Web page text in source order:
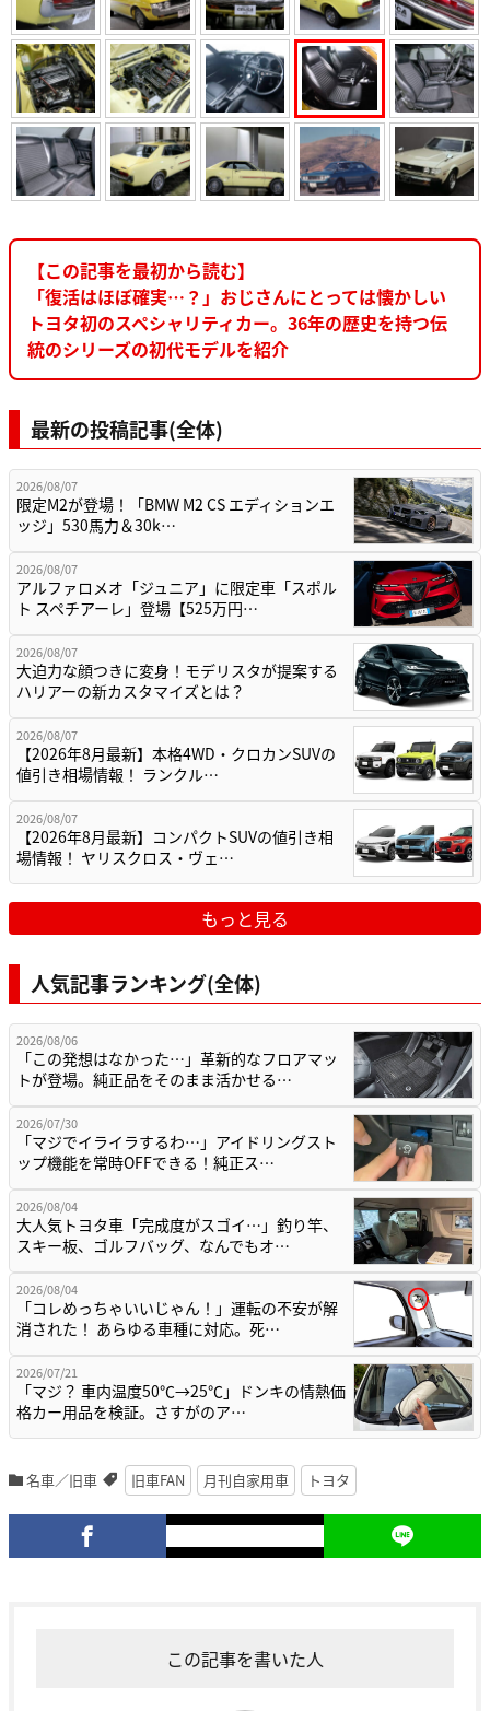
【この記事を最初から読む】
「復活はほぼ確実…？」おじさんにとっては懐かしい
トヨタ初のスペシャリティカー。36年の歴史を持つ伝
統のシリーズの初代モデルを紹介
最新の投稿記事(全体)
2026/08/07
限定M2が登場！「BMW M2 CS エディションエ
ッジ」530馬力＆30k…
2026/08/07
アルファロメオ「ジュニア」に限定車「スポル
ト スペチアーレ」登場【525万円…
2026/08/07
大迫力な顔つきに変身！モデリスタが提案する
ハリアーの新カスタマイズとは？
2026/08/07
【2026年8月最新】本格4WD・クロカンSUVの
値引き相場情報！ ランクル…
2026/08/07
【2026年8月最新】コンパクトSUVの値引き相
場情報！ ヤリスクロス・ヴェ…
もっと見る
人気記事ランキング(全体)
2026/08/06
「この発想はなかった…」革新的なフロアマッ
トが登場。純正品をそのまま活かせる…
2026/07/30
「マジでイライラするわ…」アイドリングスト
ップ機能を常時OFFできる！純正ス…
2026/08/04
大人気トヨタ車「完成度がスゴイ…」釣り竿、
スキー板、ゴルフバッグ、なんでもオ…
2026/08/04
「コレめっちゃいいじゃん！」運転の不安が解
消された！ あらゆる車種に対応。死…
2026/07/21
「マジ？ 車内温度50℃→25℃」ドンキの情熱価
格カー用品を検証。さすがのア…
名車／旧車 旧車FAN 月刊自家用車 トヨタ
この記事を書いた人